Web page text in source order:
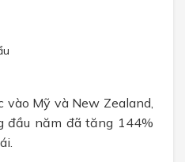
Mỹ và New Zealand,
đầu năm đã tăng 144%